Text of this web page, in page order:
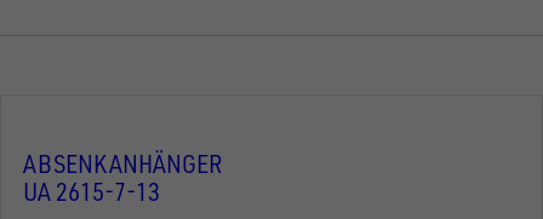
ABSENKANHÄNGER
UA 2615-7-13